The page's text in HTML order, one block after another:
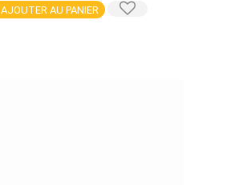
AJOUTER AU PANIER